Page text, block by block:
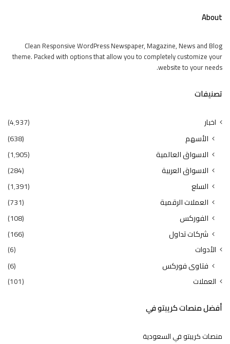
About
Clean Responsive WordPress Newspaper, Magazine, News and Blog
theme. Packed with options that allow you to completely customize your
website to your needs.
تصنيفات
اخبار (4٬937)
الأسهم
(638)
الاسواق العالمية
(1٬905)
الاسواق العربية
(284)
السلع
(1٬391)
العملات الرقمية
(731)
الفوركس
(108)
شركات تداول
(166)
الأدوات (6)
فتاوى فوركس (6)
العملات (101)
أفضل منصات كريبتو في
منصات كريبتو في السعودية